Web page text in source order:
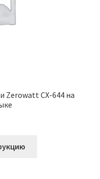
Zerowatt CX-644 на